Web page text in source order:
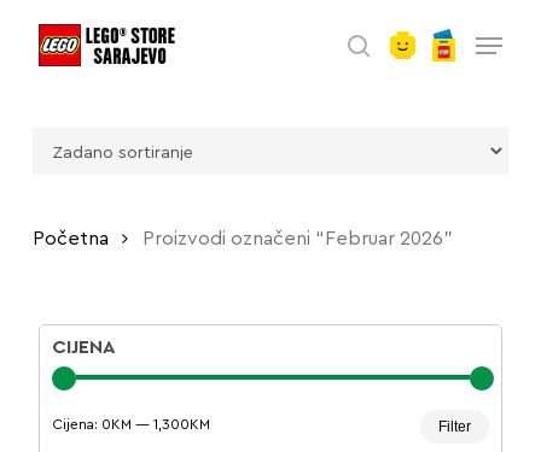
search
Početna Proizvodi označeni “Februar 2026”
CIJENA
Filter
Cijena: 0KM — 1,300KM